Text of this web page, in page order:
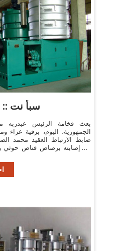
- Saba Net :: سبأ نت
بعث فخامة الرئيس عبدربه
الجمهورية، اليوم، برقية عزاء
ضابط الارتباط العقيد محمد
إثر إصابته برصاص قناص